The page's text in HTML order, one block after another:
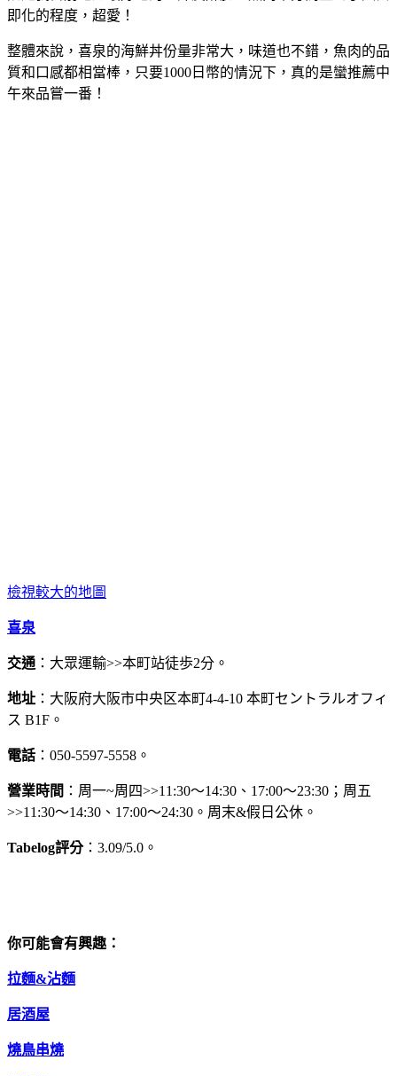
即化的程度，超愛！
整體來說，喜泉的海鮮丼份量非常大，味道也不錯，魚肉的品
質和口感都相當棒，只要1000日幣的情況下，真的是蠻推薦中
午來品嘗一番！
檢視較大的地圖
喜泉
交通 ：大眾運輸>>本町站徒歩2分。
地址 ：大阪府大阪市中央区本町4-4-10 本町セントラルオフィ
ス B1F。
電話 ：050-5597-5558。
營業時間 ：周一~周四>>11:30～14:30、17:00～23:30；周五
>>11:30～14:30、17:00～24:30。周末&假日公休。
Tabelog評分：3.09/5.0。
你可能會有興趣：
拉麵&沾麵
居酒屋
燒鳥串燒